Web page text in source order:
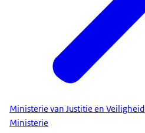
Ministerie van Justitie en Veiligheid
Ministerie